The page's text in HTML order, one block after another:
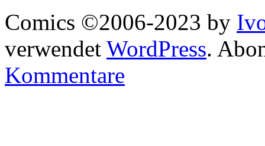
Comics ©2006-2023 by
verwendet WordPress.
Kommentare